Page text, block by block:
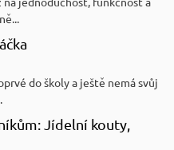
do školy a ještě nemá svůj
Jídelní kouty,